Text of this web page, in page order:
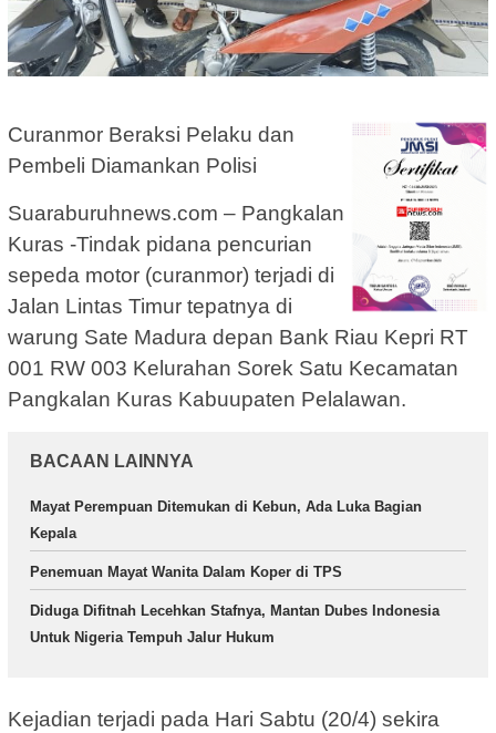
Curanmor Beraksi Pelaku dan
Pembeli Diamankan Polisi
Suaraburuhnews.com – Pangkalan
Kuras -Tindak pidana pencurian
sepeda motor (curanmor) terjadi di
Jalan Lintas Timur tepatnya di
warung Sate Madura depan Bank Riau Kepri RT
001 RW 003 Kelurahan Sorek Satu Kecamatan
Pangkalan Kuras Kabuupaten Pelalawan.
BACAAN LAINNYA
Mayat Perempuan Ditemukan di Kebun, Ada Luka Bagian
Kepala
Penemuan Mayat Wanita Dalam Koper di TPS
Diduga Difitnah Lecehkan Stafnya, Mantan Dubes Indonesia
Untuk Nigeria Tempuh Jalur Hukum
Kejadian terjadi pada Hari Sabtu (20/4) sekira